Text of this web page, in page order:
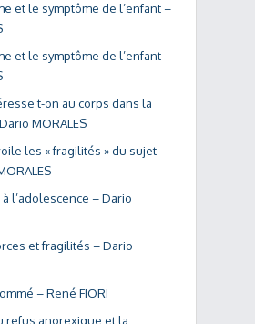
et le symptôme de l’enfant –
et le symptôme de l’enfant –
t-on au corps dans la
MORALES
les « fragilités » du sujet
l’adolescence – Dario
et fragilités – Dario
– René FIORI
refus anorexique et la